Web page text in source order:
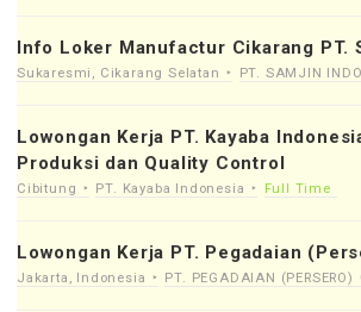
Info Loker Manufactur Cikarang PT.
Sukaresmi, Cikarang Selatan PT. SAMJIN
Lowongan Kerja PT. Kayaba
Produksi dan Quality Control
Cibitung PT. Kayaba Indonesia Full Time
Lowongan Kerja PT. Pegadaian
Jakarta, Indonesia PT. PEGADAIAN (PERSERO)